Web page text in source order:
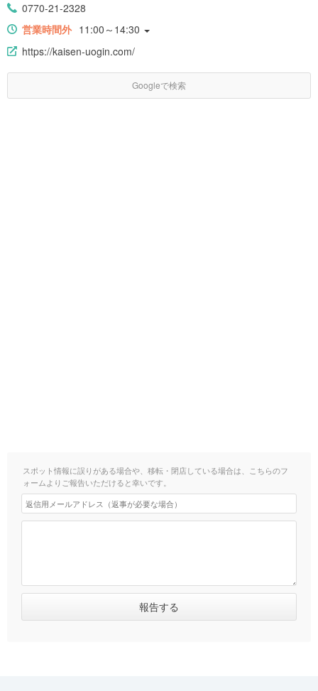
0770-21-2328
営業時間外 11:00～14:30
https://kaisen-uogin.com/
Googleで検索
スポット情報に誤りがある場合や、移転・閉店している場合は、こちらのフ
ォームよりご報告いただけると幸いです。